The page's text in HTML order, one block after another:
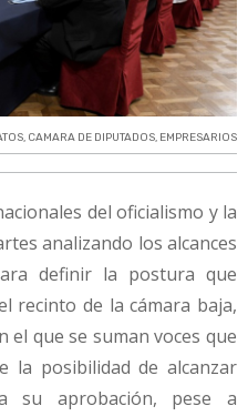
, CAMARA DE DIPUTADOS, EMPRESARIOS
del oficialismo y la
analizando los alcances
definir la postura que
recinto de la cámara baja,
el que se suman voces que
la posibilidad de alcanzar
su aprobación, pese a